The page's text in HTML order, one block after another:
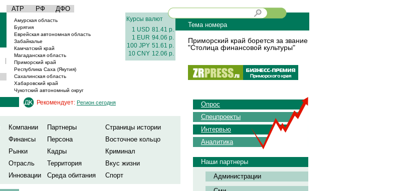
АТР РФ ДФО
|
Амурская область
Бурятия
Еврейская автономная область
Забайкалье
Камчатский край
Магаданская область
Приморский край
Республика Саха (Якутия)
Сахалинская область
Хабаровский край
Чукотский автономный округ
Курсы валют
1 USD 81.41 р.
1 EUR 94.06 р.
100 JPY 51.61 р.
10 CNY 12.06 р.
Тема номера
Приморский край борется за звание
"Столица финансовой культуры"
Рекомендует: Регион сегодня
Компании Партнеры
Страницы истории
Финансы Персона
Восточное кольцо
Рынки Кадры
Криминал
Отрасль Территория
Вкус жизни
Инновации Среда обитания Спорт
Опрос
Спецпроекты
Интервью
Аналитика
Наши партнеры
Администрации